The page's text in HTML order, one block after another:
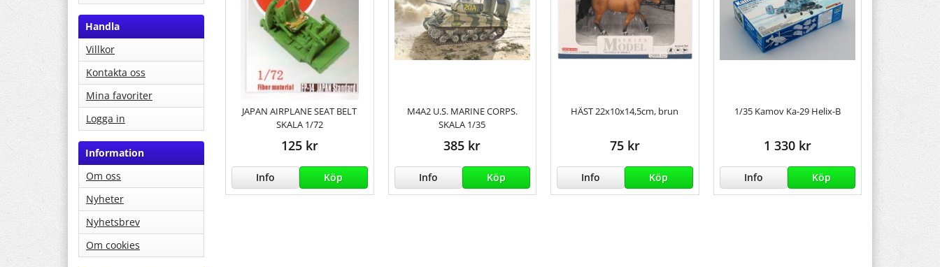
Handla
Villkor
Kontakta oss
Mina favoriter
Logga in
Information
Om oss
Nyheter
Nyhetsbrev
Om cookies
JAPAN AIRPLANE SEAT BELT
SKALA 1/72
125 kr
Info Köp
M4A2 U.S. MARINE CORPS.
SKALA 1/35
385 kr
Info Köp
HÄST 22x10x14,5cm, brun
75 kr
Info Köp
1/35 Kamov Ka-29 Helix-B
1 330 kr
Info Köp